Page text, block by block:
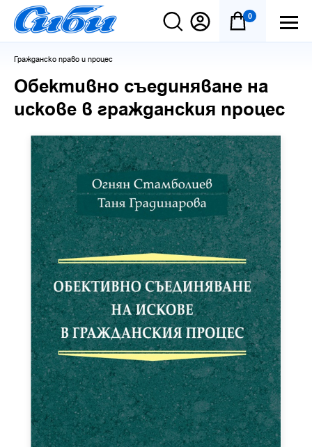
0
Гражданско право и процес
Обективно съединяване на
искове в гражданския процес